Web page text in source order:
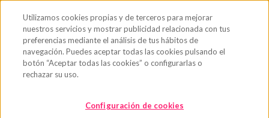
Utilizamos cookies propias y de terceros para mejorar
nuestros servicios y mostrar publicidad relacionada con tus
preferencias mediante el análisis de tus hábitos de
navegación. Puedes aceptar todas las cookies pulsando el
botón “Aceptar todas las cookies” o configurarlas o
rechazar su uso.
Configuración de cookies